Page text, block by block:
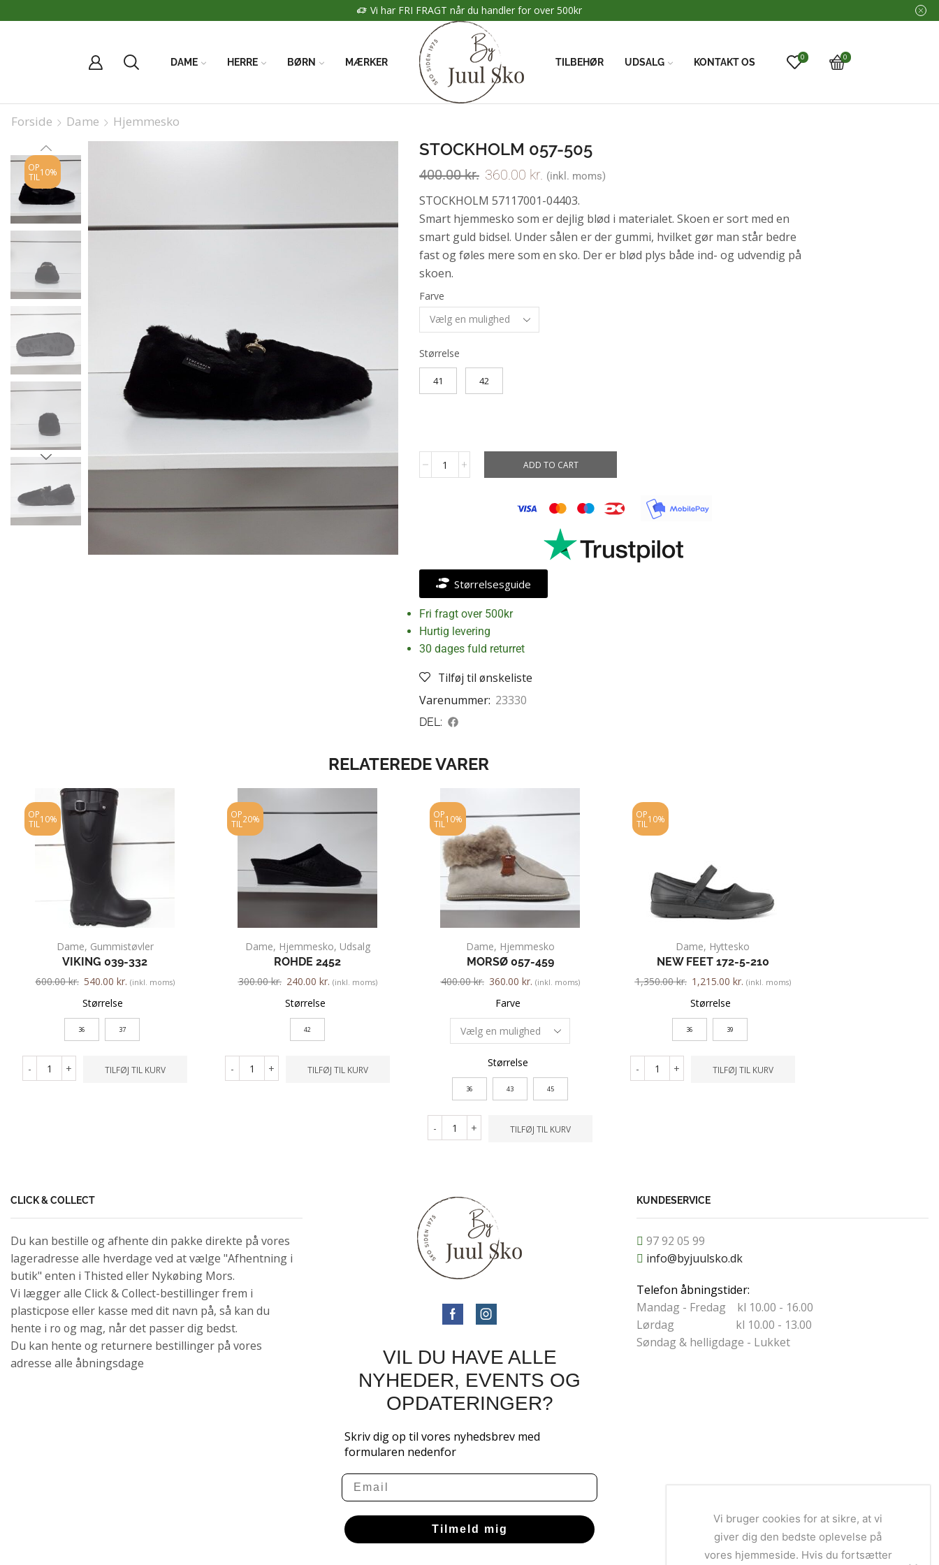
Vi har FRI FRAGT når du handler for over 500kr
DAME HERRE BØRN MÆRKER TILBEHØR UDSALG KONTAKT OS 0 0
Forside Dame Hjemmesko
OP
TIL 10%
STOCKHOLM 057-505
400.00kr. 360.00 kr. (inkl. moms)
STOCKHOLM 57117001-04403.
Smart hjemmesko som er dejlig blød i materialet. Skoen er sort med en
smart guld bidsel. Under sålen er der gummi, hvilket gør man står bedre
fast og føles mere som en sko. Der er blød plys både ind- og udvendig på
skoen.
Farve
Størrelse
41 42
ADD TO CART
Størrelsesguide
Fri fragt over 500kr
Hurtig levering
30 dages fuld returret
Tilføj til ønskeliste
Varenummer: 23330
DEL:
RELATEREDE VARER
OP
TIL 10%
Dame, Gummistøvler
VIKING 039-332
600.00kr. 540.00 kr. (inkl. moms)
Størrelse
36 37
- + TILFØJ TIL KURV
OP
TIL 20%
Dame, Hjemmesko, Udsalg
ROHDE 2452
300.00kr. 240.00 kr. (inkl. moms)
Størrelse
42
- + TILFØJ TIL KURV
OP
TIL 10%
Dame, Hjemmesko
MORSØ 057-459
400.00kr. 360.00 kr. (inkl. moms)
Farve
Størrelse
36 43 45
- + TILFØJ TIL KURV
OP
TIL 10%
Dame, Hyttesko
NEW FEET 172-5-210
1,350.00kr. 1,215.00 kr. (inkl. moms)
Størrelse
36 39
- + TILFØJ TIL KURV
CLICK & COLLECT
Du kan bestille og afhente din pakke direkte på vores
lageradresse alle hverdage ved at vælge "Afhentning i
butik" enten i Thisted eller Nykøbing Mors.
Vi lægger alle Click & Collect-bestillinger frem i
plasticpose eller kasse med dit navn på, så kan du
hente i ro og mag, når det passer dig bedst.
Du kan hente og returnere bestillinger på vores
adresse alle åbningsdage
VIL DU HAVE ALLE
NYHEDER, EVENTS OG
OPDATERINGER?
Skriv dig op til vores nyhedsbrev med
formularen nedenfor
Email
Tilmeld mig
KUNDESERVICE
97 92 05 99
info@byjuulsko.dk
Telefon åbningstider:
Mandag - Fredag kl 10.00 - 16.00
Lørdag kl 10.00 - 13.00
Søndag & helligdage - Lukket
Vi bruger cookies for at sikre, at vi
giver dig den bedste oplevelse på
vores hjemmeside. Hvis du fortsætter